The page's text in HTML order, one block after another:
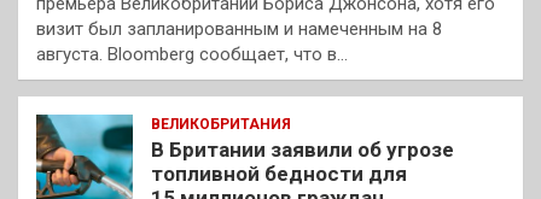
визит был запланированным и намеченным на 8
августа. Bloomberg сообщает, что в…
ВЕЛИКОБРИТАНИЯ
В Британии заявили об угрозе
топливной бедности для